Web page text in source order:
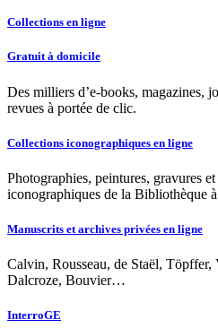
Collections en ligne
Gratuit à domicile
Des milliers d’e-books, magazines,
revues à portée de clic.
Collections iconographiques en ligne
Photographies, peintures, gravures
iconographiques de la Bibliothèque
Manuscrits et archives privées en ligne
Calvin, Rousseau, de Staël, Töpffer,
Dalcroze, Bouvier…
InterroGE